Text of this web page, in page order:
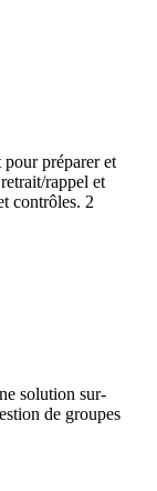
préparer et
rappel et
contrôles. 2
solution sur-
de groupes